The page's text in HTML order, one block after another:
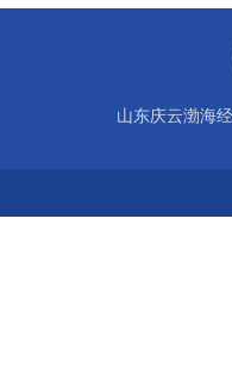
山东庆云渤海